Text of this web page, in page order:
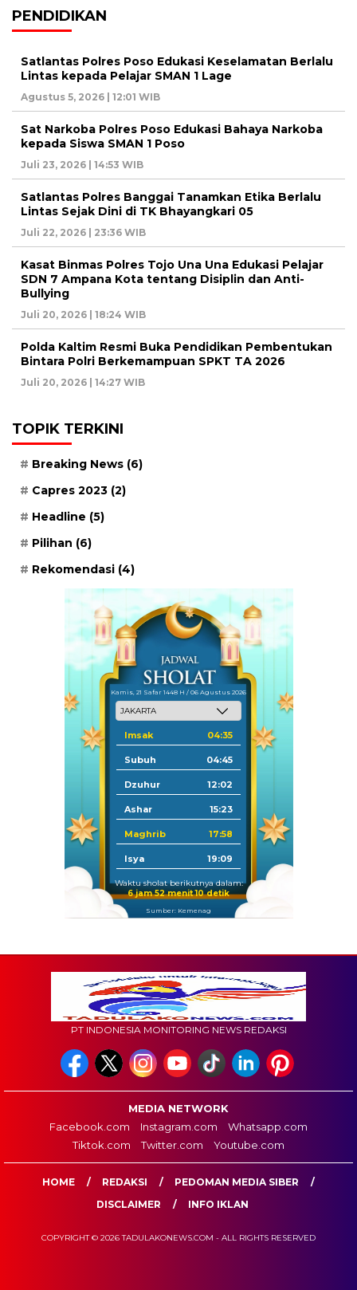
PENDIDIKAN
Satlantas Polres Poso Edukasi Keselamatan Berlalu
Lintas kepada Pelajar SMAN 1 Lage
Agustus 5, 2026 | 12:01 WIB
Sat Narkoba Polres Poso Edukasi Bahaya Narkoba
kepada Siswa SMAN 1 Poso
Juli 23, 2026 | 14:53 WIB
Satlantas Polres Banggai Tanamkan Etika Berlalu
Lintas Sejak Dini di TK Bhayangkari 05
Juli 22, 2026 | 23:36 WIB
Kasat Binmas Polres Tojo Una Una Edukasi Pelajar
SDN 7 Ampana Kota tentang Disiplin dan Anti-
Bullying
Juli 20, 2026 | 18:24 WIB
Polda Kaltim Resmi Buka Pendidikan Pembentukan
Bintara Polri Berkemampuan SPKT TA 2026
Juli 20, 2026 | 14:27 WIB
TOPIK TERKINI
Breaking News (6)
Capres 2023 (2)
Headline (5)
Pilihan (6)
Rekomendasi (4)
Kamis, 21 Safar 1448 H / 06 Agustus 2026
Imsak 04:35
Subuh 04:45
Dzuhur 12:02
Ashar 15:23
Maghrib 17:58
Isya 19:09
Waktu sholat berikutnya dalam:
6 jam 52 menit 9 detik
Sumber: Kemenag
PT INDONESIA MONITORING NEWS REDAKSI
MEDIA NETWORK
Facebook.com
Instagram.com
Whatsapp.com
Tiktok.com
Twitter.com Youtube.com
HOME REDAKSI
PEDOMAN MEDIA SIBER
DISCLAIMER
INFO IKLAN
COPYRIGHT © 2026 TADULAKONEWS.COM - ALL RIGHTS RESERVED